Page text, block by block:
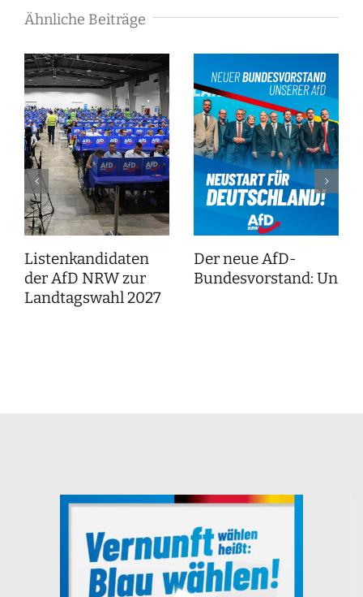
Ähnliche Beiträge
Listenkandidaten
der AfD NRW zur
Landtagswahl 2027
Der neue AfD-
Bundesvorstand: